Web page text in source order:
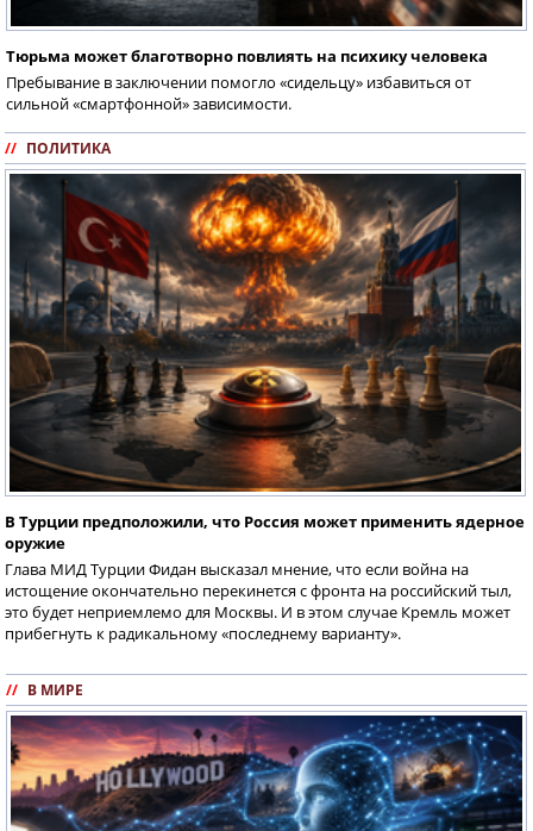
Тюрьма может благотворно повлиять на психику человека
Пребывание в заключении помогло «сидельцу» избавиться от
сильной «смартфонной» зависимости.
// ПОЛИТИКА
В Турции предположили, что Россия может применить ядерное
оружие
Глава МИД Турции Фидан высказал мнение, что если война на
истощение окончательно перекинется с фронта на российский тыл,
это будет неприемлемо для Москвы. И в этом случае Кремль может
прибегнуть к радикальному «последнему варианту».
// В МИРЕ